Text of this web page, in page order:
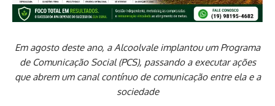
Em agosto deste ano, a Alcoolvale implantou um Programa
de Comunicação Social (PCS), passando a executar ações
que abrem um canal contínuo de comunicação entre ela e a
sociedade